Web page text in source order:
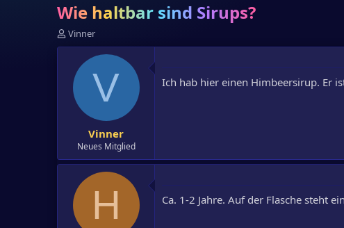
Wie haltbar sind Sirups?
E
r
Vinner
V
Vinner
Neues Mitglied
Ich hab hier einen Himbeersirup. Er
H Ca. 1-2 Jahre. Auf der Flasche steht